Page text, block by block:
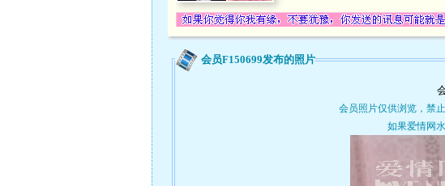
会员F150699发布的照片
会员照片仅供浏览，禁
如果爱情网